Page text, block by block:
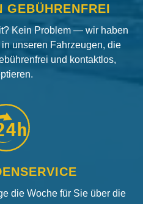
GEBÜHRENFREI
Kein Problem — wir haben
unseren Fahrzeugen, die
und kontaktlos,
die Woche für Sie über die